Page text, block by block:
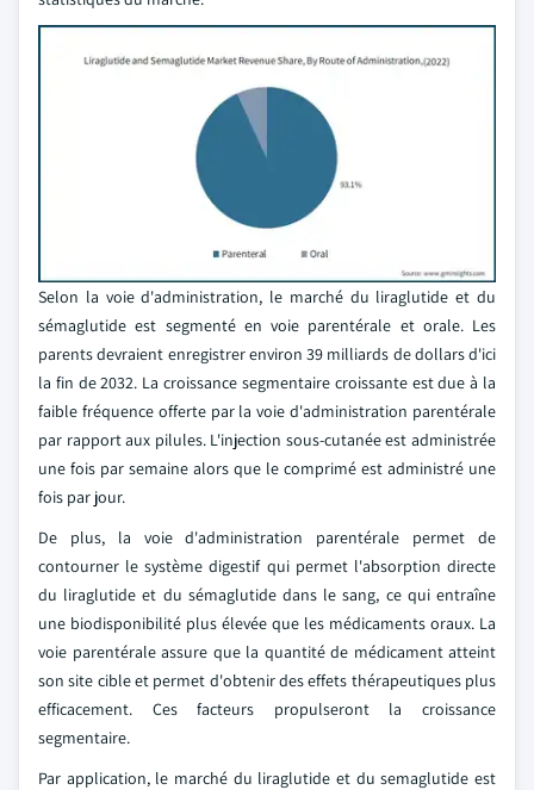
Selon la voie d'administration, le marché du liraglutide et du
sémaglutide est segmenté en voie parentérale et orale. Les
parents devraient enregistrer environ 39 milliards de dollars d'ici
la fin de 2032. La croissance segmentaire croissante est due à la
faible fréquence offerte par la voie d'administration parentérale
par rapport aux pilules. L'injection sous-cutanée est administrée
une fois par semaine alors que le comprimé est administré une
fois par jour.
De plus, la voie d'administration parentérale permet de
contourner le système digestif qui permet l'absorption directe
du liraglutide et du sémaglutide dans le sang, ce qui entraîne
une biodisponibilité plus élevée que les médicaments oraux. La
voie parentérale assure que la quantité de médicament atteint
son site cible et permet d'obtenir des effets thérapeutiques plus
efficacement. Ces facteurs propulseront la croissance
segmentaire.
Par application, le marché du liraglutide et du semaglutide est